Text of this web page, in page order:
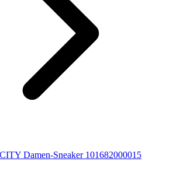
Damen-Sneaker 101682000015